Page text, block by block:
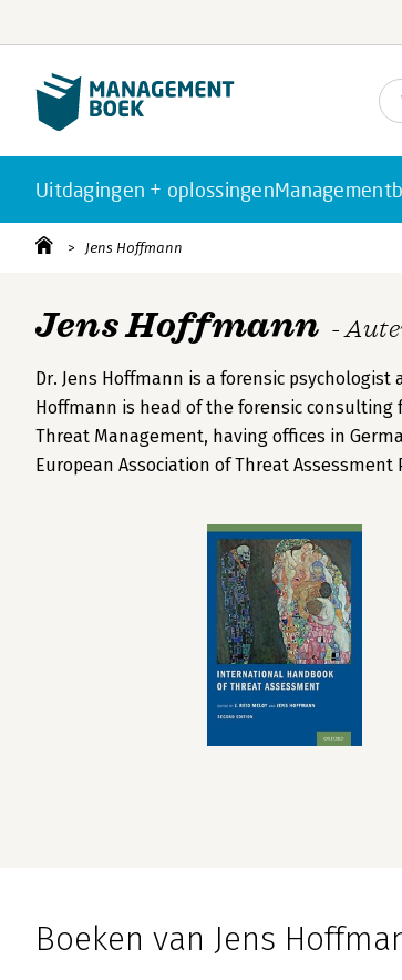
Uitdagingen + oplossingen
Jens Hoffmann
Jens Hoffmann -
Dr. Jens Hoffmann is a forensic
Hoffmann is head of the forensic
Threat Management, having offices in
European Association of Threat Assessment
Boeken van Jens